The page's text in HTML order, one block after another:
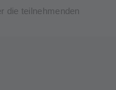
die teilnehmenden